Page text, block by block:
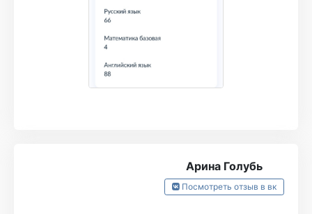
работу и крутое комьюнити!!! Я буду очень
по вам скучать!!! 🥺🥺😊💫💫💫💫🌹🌹🌹🌹🌹🌹🌹
🌹🌹🌹ВХОА! 🪄
Очень удобный сайт, на котором можно
сразу прорешать задания, создать вариант
или моментально чекнуть конспекты. Все
письменные и устные домашки строго
Единственная вещь, которая расстраивает
Арина Голубь
Посмотреть отзыв в вк